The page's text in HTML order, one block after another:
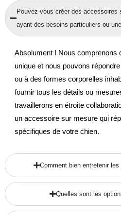
Pouvez-vous créer des accessoires
ayant des besoins particuliers ou
Absolument ! Nous comprenons
unique et nous pouvons
ou à des formes corporelles
fournir tous les détails ou
travaillerons en étroite
un accessoire sur mesure qui
spécifiques de votre chien.
Comment bien entretenir
Quelles sont les